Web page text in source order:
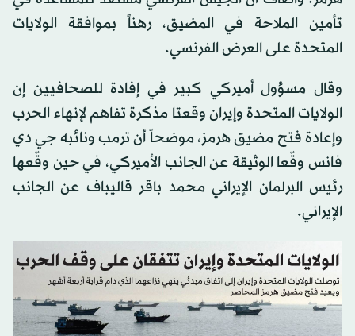
تأمين الملاحة في المضيق، رهناً بموافقة الولايات
المتحدة على العرض الفرنسي.
وقال مسؤول أميركي كبير في إفادة للصحافيين إن
الولايات المتحدة وإيران وقعتا مذكرة تفاهم لإنهاء الحرب
وإعادة فتح مضيق هرمز، موضحاً أن ترمب ونائبه جي دي
فانس وقّعا الوثيقة عن الجانب الأميركي، في حين وقّعها
رئيس البرلمان الإيرانيمحمد باقر قاليباف عن الجانب
الإيراني.